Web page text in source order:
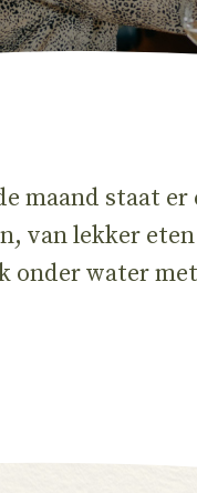
maand staat
van lekker
onder water